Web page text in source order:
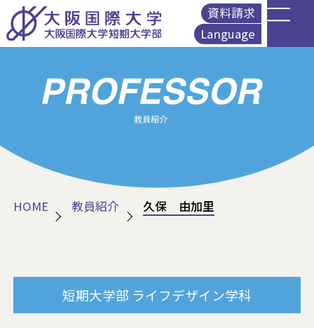
資料請求
Language
简体中文
繁體中文
HOME 教員紹介 久保 由加里
短期大学部 ライフデザイン学科